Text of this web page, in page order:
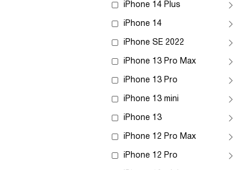
iPhone 14 Plus
iPhone 14
iPhone SE 2022
iPhone 13 Pro Max
iPhone 13 Pro
iPhone 13 mini
iPhone 13
iPhone 12 Pro Max
iPhone 12 Pro